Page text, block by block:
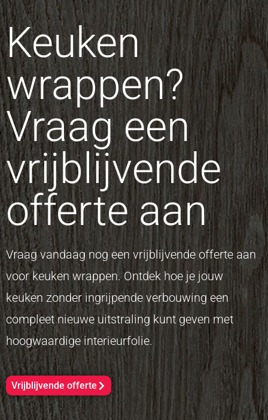
Keuken
wrappen?
Vraag een
vrijblijvende
offerte aan
Vraag vandaag nog een vrijblijvende offerte aan
voor keuken wrappen. Ontdek hoe je jouw
keuken zonder ingrijpende verbouwing een
compleet nieuwe uitstraling kunt geven met
hoogwaardige interieurfolie.
Vrijblijvende offerte